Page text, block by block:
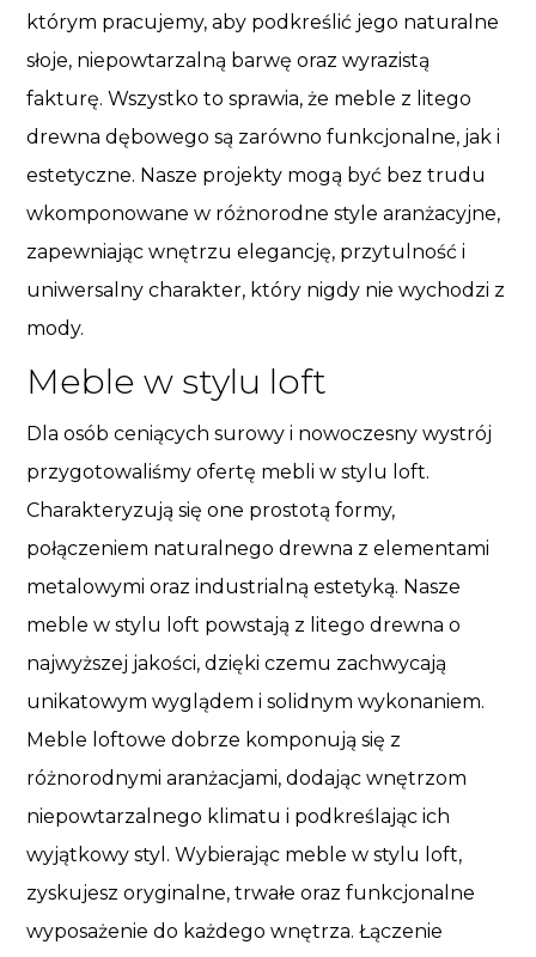
którym pracujemy, aby podkreślić jego naturalne
słoje, niepowtarzalną barwę oraz wyrazistą
fakturę. Wszystko to sprawia, że meble z litego
drewna dębowego są zarówno funkcjonalne, jak i
estetyczne. Nasze projekty mogą być bez trudu
wkomponowane w różnorodne style aranżacyjne,
zapewniając wnętrzu elegancję, przytulność i
uniwersalny charakter, który nigdy nie wychodzi z
mody.
Meble w stylu loft
Dla osób ceniących surowy i nowoczesny wystrój
przygotowaliśmy ofertę mebli w stylu loft.
Charakteryzują się one prostotą formy,
połączeniem naturalnego drewna z elementami
metalowymi oraz industrialną estetyką. Nasze
meble w stylu loft powstają z litego drewna o
najwyższej jakości, dzięki czemu zachwycają
unikatowym wyglądem i solidnym wykonaniem.
Meble loftowe dobrze komponują się z
różnorodnymi aranżacjami, dodając wnętrzom
niepowtarzalnego klimatu i podkreślając ich
wyjątkowy styl. Wybierając meble w stylu loft,
zyskujesz oryginalne, trwałe oraz funkcjonalne
wyposażenie do każdego wnętrza. Łączenie